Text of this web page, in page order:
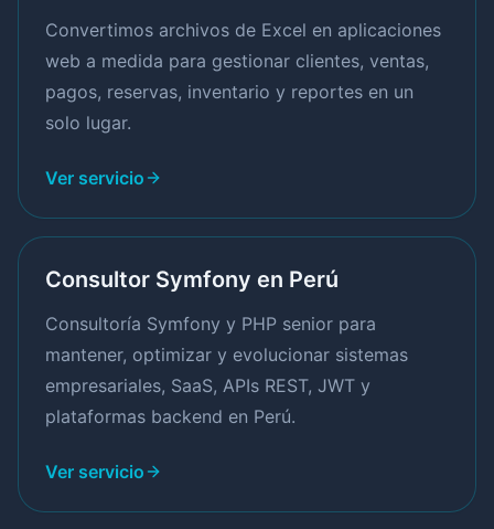
Convertimos archivos de Excel en aplicaciones
web a medida para gestionar clientes, ventas,
pagos, reservas, inventario y reportes en un
solo lugar.
Ver servicio
Consultor Symfony en Perú
Consultoría Symfony y PHP senior para
mantener, optimizar y evolucionar sistemas
empresariales, SaaS, APIs REST, JWT y
plataformas backend en Perú.
Ver servicio